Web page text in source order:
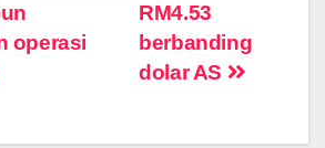
RM4.53
berbanding
dolar AS
operasi